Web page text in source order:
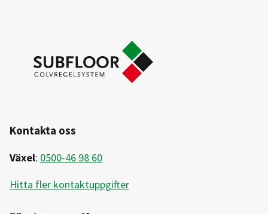
Kontakta oss
Växel: 0500-46 98 60
Hitta fler kontaktuppgifter